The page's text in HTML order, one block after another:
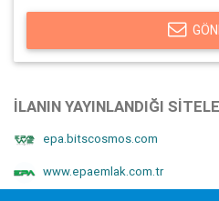
İLANIN YAYINLANDIĞI
epa.bitscosmos.com
www.epaemlak.com.tr